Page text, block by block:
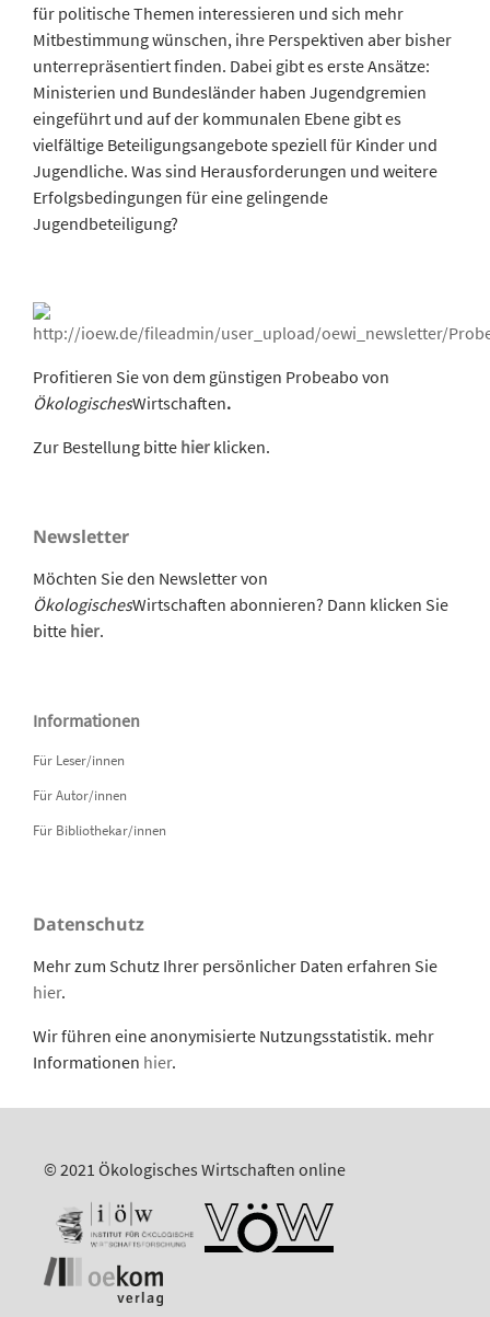
für politische Themen interessieren und sich mehr
Mitbestimmung wünschen, ihre Perspektiven aber bisher
unterrepräsentiert finden. Dabei gibt es erste Ansätze:
Ministerien und Bundesländer haben Jugendgremien
eingeführt und auf der kommunalen Ebene gibt es
vielfältige Beteiligungsangebote speziell für Kinder und
Jugendliche. Was sind Herausforderungen und weitere
Erfolgsbedingungen für eine gelingende
Jugendbeteiligung?
Profitieren Sie von dem günstigen Probeabo von
ÖkologischesWirtschaften.
Zur Bestellung bitte hier klicken.
Newsletter
Möchten Sie den Newsletter von
ÖkologischesWirtschaften abonnieren? Dann klicken Sie
bitte hier.
Informationen
Für Leser/innen
Für Autor/innen
Für Bibliothekar/innen
Datenschutz
Mehr zum Schutz Ihrer persönlicher Daten erfahren Sie
hier.
Wir führen eine anonymisierte Nutzungsstatistik. mehr
Informationen hier.
© 2021 Ökologisches Wirtschaften online